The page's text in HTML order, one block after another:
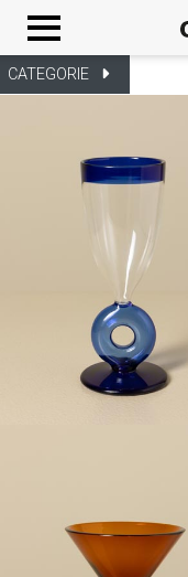
CATEGORIE
Cookies management panel